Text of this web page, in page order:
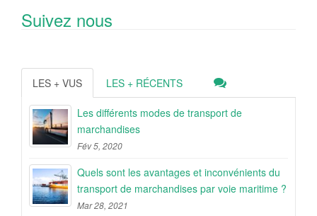
Suivez nous
LES + VUS LES + RÉCENTS
Les différents modes de transport de
marchandises
Fév 5, 2020
Quels sont les avantages et inconvénients du
transport de marchandises par voie maritime ?
Mar 28, 2021